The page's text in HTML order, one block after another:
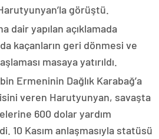
görüştü.
dair yapılan açıklamada
kaçanların geri dönmesi ve
masaya yatırıldı.
Ermeninin Dağlık Karabağ’a
veren Harutyunyan, savaşta
600 dolar yardım
10 Kasım anlaşmasıyla statüsü